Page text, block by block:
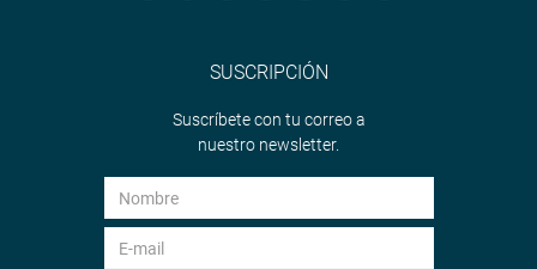
SUSCRIPCIÓN
Suscríbete con tu correo a
nuestro newsletter.